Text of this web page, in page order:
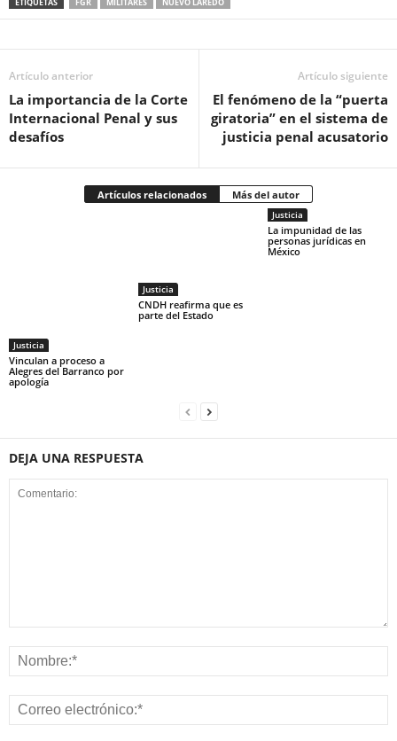
Artículo anterior
La importancia de la Corte
Internacional Penal y sus
desafíos
Artículo siguiente
El fenómeno de la “puerta
giratoria” en el sistema de
justicia penal acusatorio
Artículos relacionados Más del autor
Justicia
Vinculan a proceso a
Alegres del Barranco por
apología
Justicia
CNDH reafirma que es
parte del Estado
Justicia
La impunidad de las
personas jurídicas en
México
DEJA UNA RESPUESTA